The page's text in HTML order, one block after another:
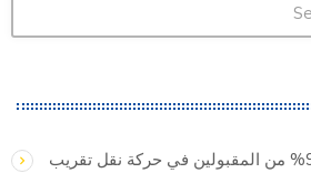
وزارة التربية: تمكين 91.40% من المقبولين في حركة نقل تقريب